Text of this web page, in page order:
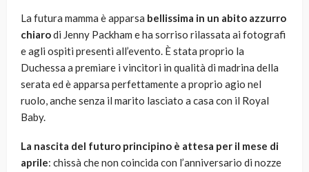
La futura mamma è apparsa bellissima in un abito azzurro
chiarodi Jenny Packham e ha sorriso rilassata ai fotografi
e agli ospiti presenti all’evento. È stata proprio la
Duchessa a premiare i vincitori in qualità di madrina della
serata ed è apparsa perfettamente a proprio agio nel
ruolo, anche senza il marito lasciato a casa con il Royal
Baby.
La nascita del futuro principino è attesa per il mese di
aprile: chissà che non coincida con l’anniversario di nozze